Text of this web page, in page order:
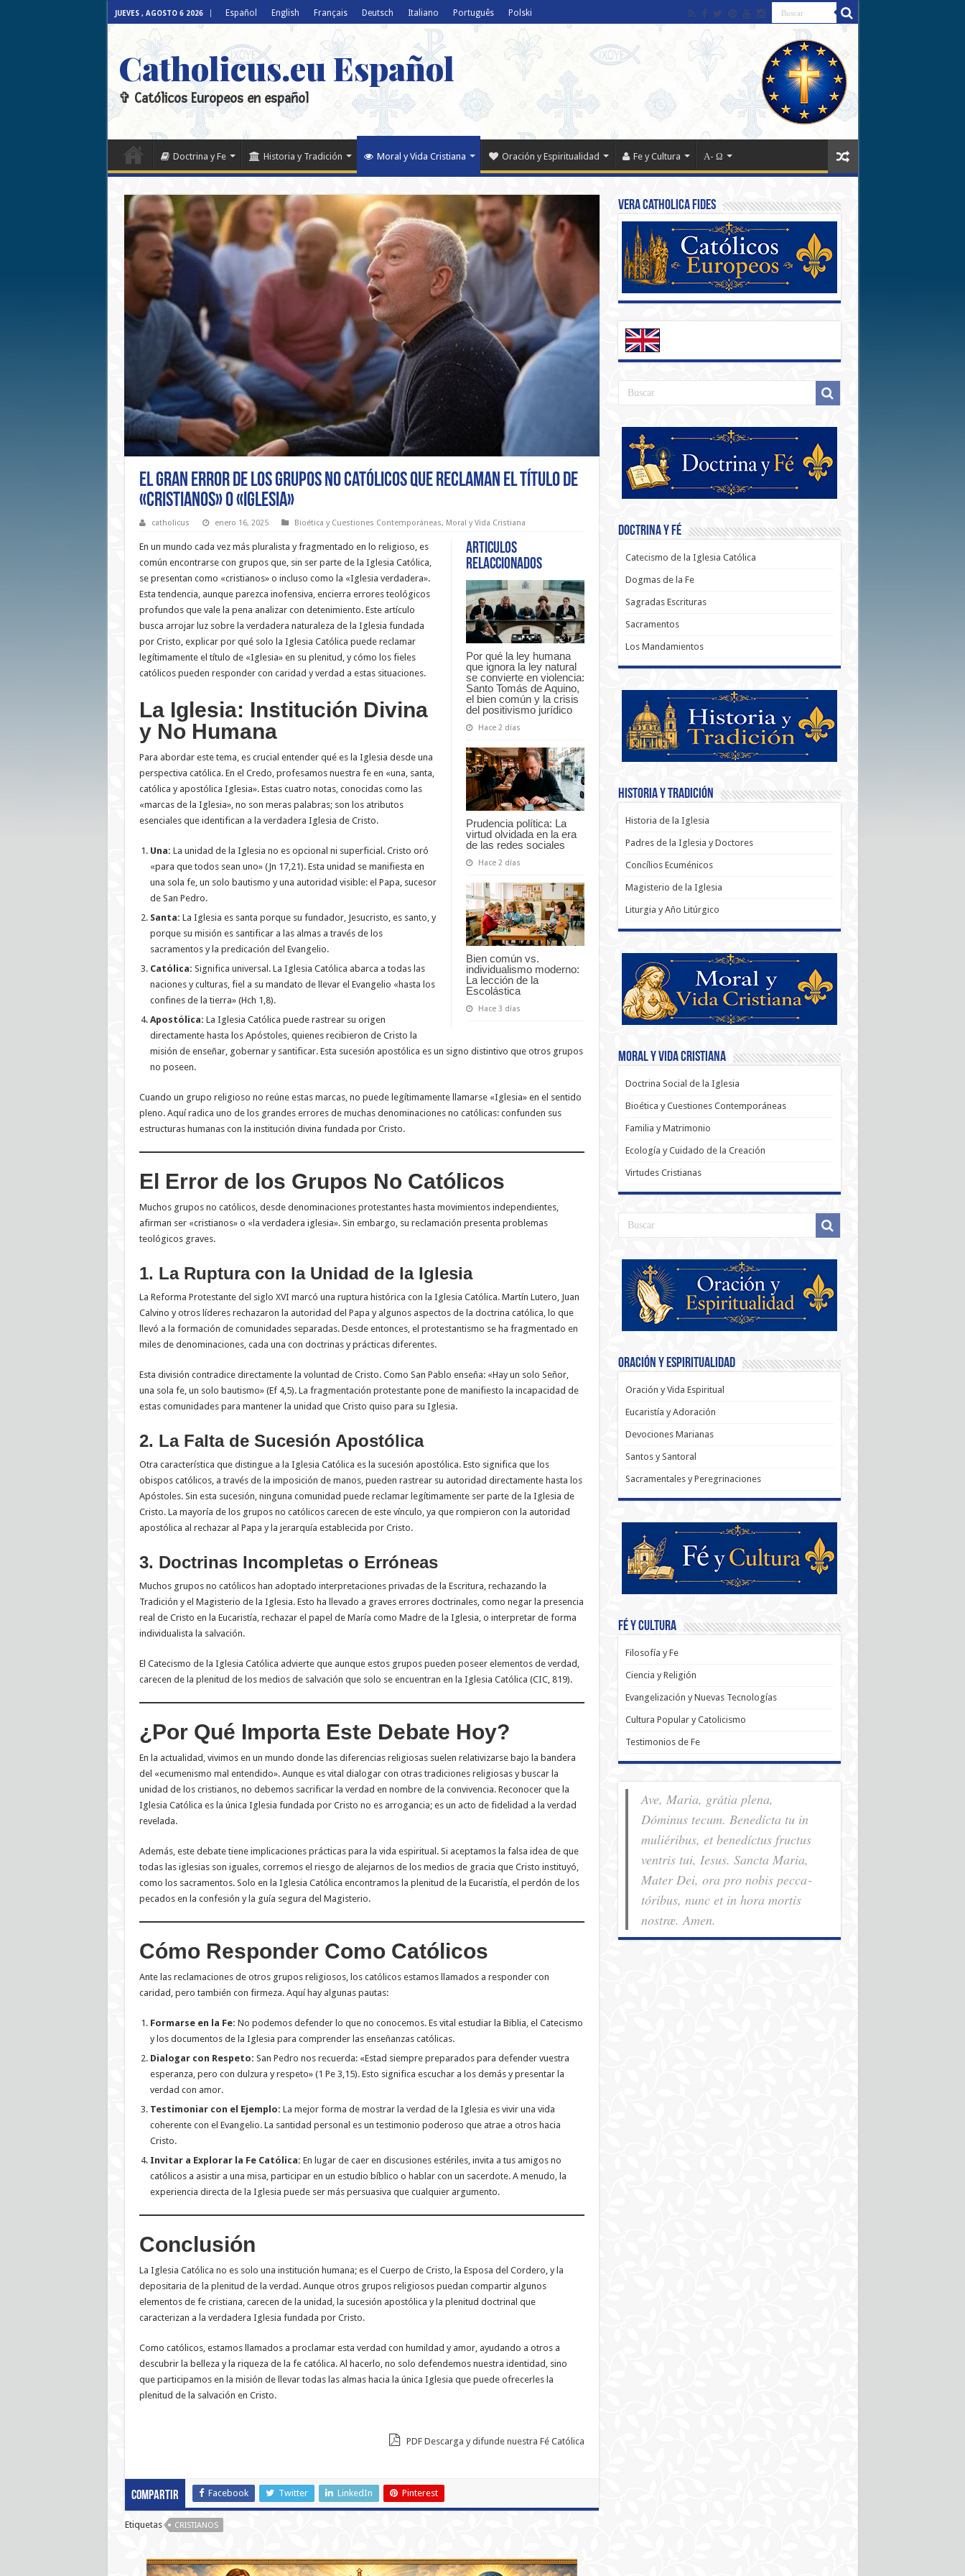
JUEVES , AGOSTO 6 2026 Español English Français Deutsch Italiano Português Polski
Catholicus.eu Español
✞ Católicos Europeos en español
Doctrina y Fe Historia y Tradición Moral y Vida Cristiana Oración y Espiritualidad Fe y Cultura Α- Ω
El Gran Error de los Grupos No Católicos que Reclaman el Título de
«Cristianos» o «Iglesia»
catholicus enero 16, 2025 Bioética y Cuestiones Contemporáneas, Moral y Vida Cristiana
Articulos
relaccionados
Por qué la ley humana
que ignora la ley natural
se convierte en violencia:
Santo Tomás de Aquino,
el bien común y la crisis
del positivismo jurídico
Hace 2 días
Prudencia política: La
virtud olvidada en la era
de las redes sociales
Hace 2 días
Bien común vs.
individualismo moderno:
La lección de la
Escolástica
Hace 3 días
En un mundo cada vez más pluralista y fragmentado en lo religioso, es
común encontrarse con grupos que, sin ser parte de la Iglesia Católica,
se presentan como «cristianos» o incluso como la «Iglesia verdadera».
Esta tendencia, aunque parezca inofensiva, encierra errores teológicos
profundos que vale la pena analizar con detenimiento. Este artículo
busca arrojar luz sobre la verdadera naturaleza de la Iglesia fundada
por Cristo, explicar por qué solo la Iglesia Católica puede reclamar
legítimamente el título de «Iglesia» en su plenitud, y cómo los fieles
católicos pueden responder con caridad y verdad a estas situaciones.
La Iglesia: Institución Divina
y No Humana
Para abordar este tema, es crucial entender qué es la Iglesia desde una
perspectiva católica. En el Credo, profesamos nuestra fe en «una, santa,
católica y apostólica Iglesia». Estas cuatro notas, conocidas como las
«marcas de la Iglesia», no son meras palabras; son los atributos
esenciales que identifican a la verdadera Iglesia de Cristo.
Una: La unidad de la Iglesia no es opcional ni superficial. Cristo oró
«para que todos sean uno» (Jn 17,21). Esta unidad se manifiesta en
una sola fe, un solo bautismo y una autoridad visible: el Papa, sucesor
de San Pedro.
Santa: La Iglesia es santa porque su fundador, Jesucristo, es santo, y
porque su misión es santificar a las almas a través de los
sacramentos y la predicación del Evangelio.
Católica: Significa universal. La Iglesia Católica abarca a todas las
naciones y culturas, fiel a su mandato de llevar el Evangelio «hasta los
confines de la tierra» (Hch 1,8).
Apostólica: La Iglesia Católica puede rastrear su origen
directamente hasta los Apóstoles, quienes recibieron de Cristo la
misión de enseñar, gobernar y santificar. Esta sucesión apostólica es un signo distintivo que otros grupos
no poseen.
Cuando un grupo religioso no reúne estas marcas, no puede legítimamente llamarse «Iglesia» en el sentido
pleno. Aquí radica uno de los grandes errores de muchas denominaciones no católicas: confunden sus
estructuras humanas con la institución divina fundada por Cristo.
El Error de los Grupos No Católicos
Muchos grupos no católicos, desde denominaciones protestantes hasta movimientos independientes,
afirman ser «cristianos» o «la verdadera iglesia». Sin embargo, su reclamación presenta problemas
teológicos graves.
1. La Ruptura con la Unidad de la Iglesia
La Reforma Protestante del siglo XVI marcó una ruptura histórica con la Iglesia Católica. Martín Lutero, Juan
Calvino y otros líderes rechazaron la autoridad del Papa y algunos aspectos de la doctrina católica, lo que
llevó a la formación de comunidades separadas. Desde entonces, el protestantismo se ha fragmentado en
miles de denominaciones, cada una con doctrinas y prácticas diferentes.
Esta división contradice directamente la voluntad de Cristo. Como San Pablo enseña: «Hay un solo Señor,
una sola fe, un solo bautismo» (Ef 4,5). La fragmentación protestante pone de manifiesto la incapacidad de
estas comunidades para mantener la unidad que Cristo quiso para su Iglesia.
2. La Falta de Sucesión Apostólica
Otra característica que distingue a la Iglesia Católica es la sucesión apostólica. Esto significa que los
obispos católicos, a través de la imposición de manos, pueden rastrear su autoridad directamente hasta los
Apóstoles. Sin esta sucesión, ninguna comunidad puede reclamar legítimamente ser parte de la Iglesia de
Cristo. La mayoría de los grupos no católicos carecen de este vínculo, ya que rompieron con la autoridad
apostólica al rechazar al Papa y la jerarquía establecida por Cristo.
3. Doctrinas Incompletas o Erróneas
Muchos grupos no católicos han adoptado interpretaciones privadas de la Escritura, rechazando la
Tradición y el Magisterio de la Iglesia. Esto ha llevado a graves errores doctrinales, como negar la presencia
real de Cristo en la Eucaristía, rechazar el papel de María como Madre de la Iglesia, o interpretar de forma
individualista la salvación.
El Catecismo de la Iglesia Católica advierte que aunque estos grupos pueden poseer elementos de verdad,
carecen de la plenitud de los medios de salvación que solo se encuentran en la Iglesia Católica (CIC, 819).
¿Por Qué Importa Este Debate Hoy?
En la actualidad, vivimos en un mundo donde las diferencias religiosas suelen relativizarse bajo la bandera
del «ecumenismo mal entendido». Aunque es vital dialogar con otras tradiciones religiosas y buscar la
unidad de los cristianos, no debemos sacrificar la verdad en nombre de la convivencia. Reconocer que la
Iglesia Católica es la única Iglesia fundada por Cristo no es arrogancia; es un acto de fidelidad a la verdad
revelada.
Además, este debate tiene implicaciones prácticas para la vida espiritual. Si aceptamos la falsa idea de que
todas las iglesias son iguales, corremos el riesgo de alejarnos de los medios de gracia que Cristo instituyó,
como los sacramentos. Solo en la Iglesia Católica encontramos la plenitud de la Eucaristía, el perdón de los
pecados en la confesión y la guía segura del Magisterio.
Cómo Responder Como Católicos
Ante las reclamaciones de otros grupos religiosos, los católicos estamos llamados a responder con
caridad, pero también con firmeza. Aquí hay algunas pautas:
Formarse en la Fe: No podemos defender lo que no conocemos. Es vital estudiar la Biblia, el Catecismo
y los documentos de la Iglesia para comprender las enseñanzas católicas.
Dialogar con Respeto: San Pedro nos recuerda: «Estad siempre preparados para defender vuestra
esperanza, pero con dulzura y respeto» (1 Pe 3,15). Esto significa escuchar a los demás y presentar la
verdad con amor.
Testimoniar con el Ejemplo: La mejor forma de mostrar la verdad de la Iglesia es vivir una vida
coherente con el Evangelio. La santidad personal es un testimonio poderoso que atrae a otros hacia
Cristo.
Invitar a Explorar la Fe Católica: En lugar de caer en discusiones estériles, invita a tus amigos no
católicos a asistir a una misa, participar en un estudio bíblico o hablar con un sacerdote. A menudo, la
experiencia directa de la Iglesia puede ser más persuasiva que cualquier argumento.
Conclusión
La Iglesia Católica no es solo una institución humana; es el Cuerpo de Cristo, la Esposa del Cordero, y la
depositaria de la plenitud de la verdad. Aunque otros grupos religiosos puedan compartir algunos
elementos de fe cristiana, carecen de la unidad, la sucesión apostólica y la plenitud doctrinal que
caracterizan a la verdadera Iglesia fundada por Cristo.
Como católicos, estamos llamados a proclamar esta verdad con humildad y amor, ayudando a otros a
descubrir la belleza y la riqueza de la fe católica. Al hacerlo, no solo defendemos nuestra identidad, sino
que participamos en la misión de llevar todas las almas hacia la única Iglesia que puede ofrecerles la
plenitud de la salvación en Cristo.
PDF Descarga y difunde nuestra Fé Católica
Compartir Facebook Twitter LinkedIn Pinterest
Etiquetas CRISTIANOS
Vera Catholica Fides
Doctrina y Fé
Catecismo de la Iglesia Católica
Dogmas de la Fe
Sagradas Escrituras
Sacramentos
Los Mandamientos
Historia y Tradición
Historia de la Iglesia
Padres de la Iglesia y Doctores
Concílios Ecuménicos
Magisterio de la Iglesia
Liturgia y Año Litúrgico
Moral y Vida Cristiana
Doctrina Social de la Iglesia
Bioética y Cuestiones Contemporáneas
Familia y Matrimonio
Ecología y Cuidado de la Creación
Virtudes Cristianas
Oración y Espiritualidad
Oración y Vida Espiritual
Eucaristía y Adoración
Devociones Marianas
Santos y Santoral
Sacramentales y Peregrinaciones
Fé y Cultura
Filosofía y Fe
Ciencia y Religión
Evangelización y Nuevas Tecnologías
Cultura Popular y Catolicismo
Testimonios de Fe
Ave, Maria, grátia plena,
Dóminus tecum. Benedícta tu in
muliéribus, et benedíctus fructus
ventris tui, Iesus. Sancta Maria,
Mater Dei, ora pro nobis pec­ca­
tóribus, nunc et in hora mortis
nostræ. Amen.